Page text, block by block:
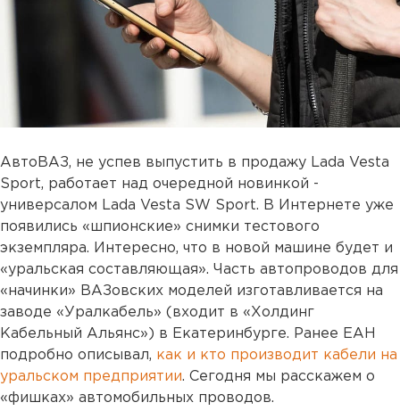
АвтоВАЗ, не успев выпустить в продажу Lada Vesta
Sport, работает над очередной новинкой -
универсалом Lada Vesta SW Sport. В Интернете уже
появились «шпионские» снимки тестового
экземпляра. Интересно, что в новой машине будет и
«уральская составляющая». Часть автопроводов для
«начинки» ВАЗовских моделей изготавливается на
заводе «Уралкабель» (входит в «Холдинг
Кабельный Альянс») в Екатеринбурге. Ранее ЕАН
подробно описывал, как и кто производит кабели на
уральском предприятии. Сегодня мы расскажем о
«фишках» автомобильных проводов.